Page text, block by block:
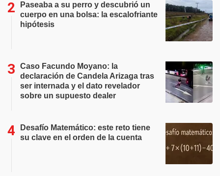
Paseaba a su perro y descubrió un
cuerpo en una bolsa: la escalofriante
hipótesis
Caso Facundo Moyano: la
declaración de Candela Arizaga tras
ser internada y el dato revelador
sobre un supuesto dealer
Desafío Matemático: este reto tiene
su clave en el orden de la cuenta